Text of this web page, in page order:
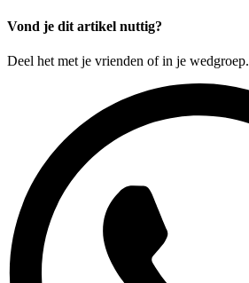
Vond je dit artikel nuttig?
Deel het met je vrienden of in je wedgroep.